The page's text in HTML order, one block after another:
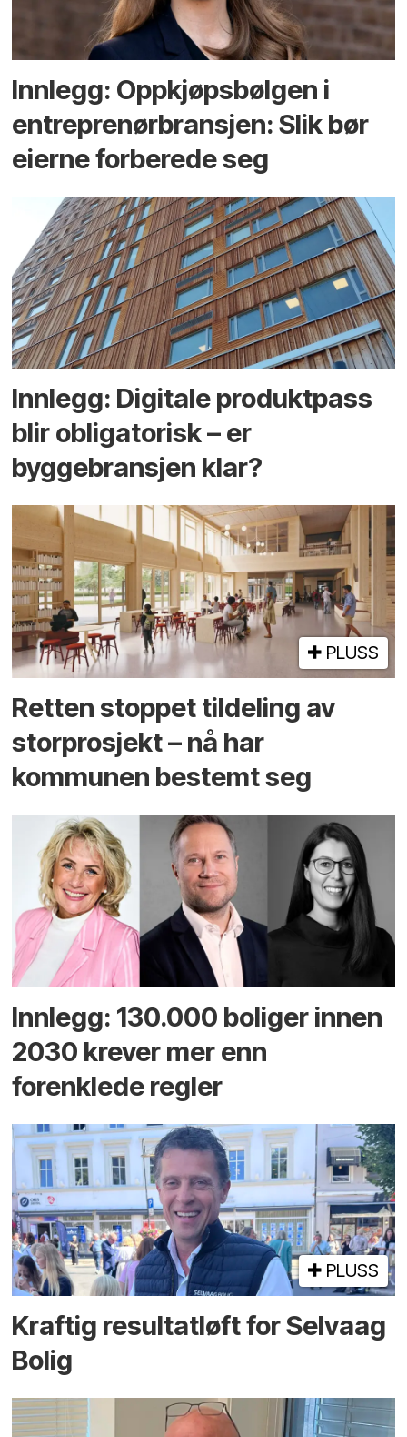
Innlegg: Oppkjøps­bølgen i
entreprenør­bransjen: Slik bør
eierne forberede seg
Innlegg: Digitale produktpass
blir obligatorisk – er
byggebransjen klar?
PLUSS
Retten stoppet tildeling av
storprosjekt – nå har
kommunen bestemt seg
Innlegg: 130.000 boliger innen
2030 krever mer enn
forenklede regler
PLUSS
Kraftig resultatløft for Selvaag
Bolig